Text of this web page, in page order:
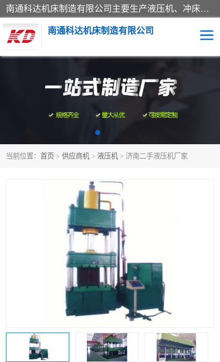
南通科达机床制造有限公司主要生产液压机、冲床、压力机等产品；本公司采用现代化企业的管理方法进行管理，立足于产品的质量管理，以优秀的品质、新颖的设计、合理的价格、完善的服务赢得广大客户的充分信赖和良好的口碑。领导层将运用科学管理方法及长期积累下来的经验和广泛领域吸取来新的技术不断调整产品结构，为市场提供精良的各类机械设备。企业将坚持与国内外各界朋友，真诚合作，共创辉煌。
南通科达机床制造有限公司
当前位置： 首页 > 供应商机 > 液压机 > 济南二手液压机厂家
四柱液压机 液压机
卷板机